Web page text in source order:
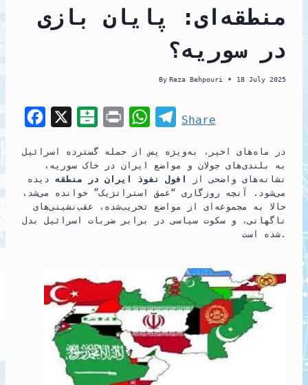
منطقه‌ای: پایان بازی
در سوریه؟
By Reza Behpouri 18 July 2025
c
e
b
o
a
t
a
n
i
n
t
a
t
s
T
l
e
g
r
Share
در ماه‌های اخیر، به‌ویژه پس از حمله گسترده اسرائیل
به بلندی‌های جولان و مواضع ایران در خاک سوریه،
نشانه‌های واضحی از
افول نفوذ ایران در منطقه دیده
می‌شود. آنچه روزگاری “عمق استراتژیک” خوانده می‌شد،
حالا به مجموعه‌ای از مواضع تخریب‌شده، عقب‌نشینی‌های
ناگهانی، و سکوت سیاسی در برابر ضربات اسرائیل بدل
شده است.